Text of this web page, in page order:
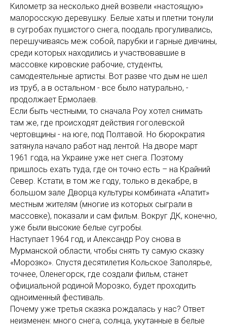
Километр за несколько дней возвели «настоящую»
малоросскую деревушку. Белые хаты и плетни тонули
в сугробах пушистого снега, поодаль прогуливались,
перешучиваясь меж собой, парубки и гарные дивчины,
среди которых находились и участвовавшие в
массовке кировские рабочие, студенты,
самодеятельные артисты. Вот разве что дым не шел
из труб, а в остальном - все было натурально, -
продолжает Ермолаев.
Если быть честными, то сначала Роу хотел снимать
там же, где происходят действия гоголевской
чертовщины - на юге, под Полтавой. Но бюрократия
затянула начало работ над лентой. На дворе март
1961 года, на Украине уже нет снега. Поэтому
пришлось ехать туда, где он точно есть – на Крайний
Север. Кстати, в том же году, только в декабре, в
большом зале Дворца культуры комбината «Апатит»
местным жителям (многие из которых сыграли в
массовке), показали и сам фильм. Вокруг ДК, конечно,
уже были высокие белые сугробы.
Наступает 1964 год, и Александр Роу снова в
Мурманской области, чтобы снять ту самую сказку
«Морозко». Спустя десятилетия Кольское Заполярье,
точнее, Оленегорск, где создали фильм, станет
официальной родиной Морозко, будет проходить
одноименный фестиваль.
Почему уже третья сказка рождалась у нас? Ответ
неизменен: много снега, солнца, укутанные в белые